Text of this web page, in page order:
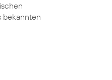
bekannten